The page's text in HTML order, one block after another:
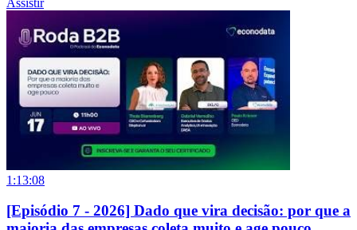
1:13:08
[Episódio 7 - 2026] Dado que vira decisão: por que a